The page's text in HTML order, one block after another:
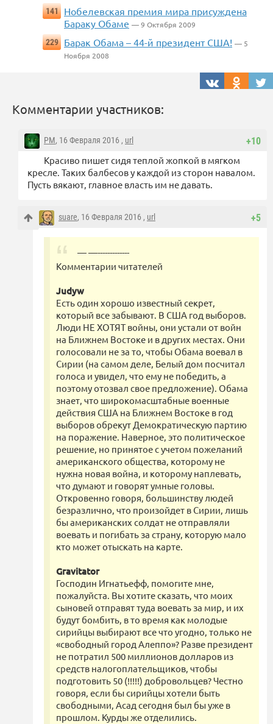
141
Нобелевская премия мира присуждена
Бараку Обаме — 9 Октября 2009
229
Барак Обама – 44-й президент США! — 5
Ноября 2008
Комментарии участников:
+10
PM, 16 Февраля 2016 , url
Красиво пишет сидя теплой жопкой в мягком
кресле. Таких балбесов у каждой из сторон навалом.
Пусть вякают, главное власть им не давать.
+5
suare, 16 Февраля 2016 , url
— —-------------
Комментарии читателей
Judyw
Есть один хорошо известный секрет,
который все забывают. В США год выборов.
Люди НЕ ХОТЯТ войны, они устали от войн
на Ближнем Востоке и в других местах. Они
голосовали не за то, чтобы Обама воевал в
Сирии (на самом деле, Белый дом посчитал
голоса и увидел, что ему не победить, а
поэтому отозвал свое предложение). Обама
знает, что широкомасштабные военные
действия США на Ближнем Востоке в год
выборов обрекут Демократическую партию
на поражение. Наверное, это политическое
решение, но принятое с учетом пожеланий
американского общества, которому не
нужна новая война, и которому наплевать,
что думают и говорят умные головы.
Откровенно говоря, большинству людей
безразлично, что произойдет в Сирии, лишь
бы американских солдат не отправляли
воевать и погибать за страну, которую мало
кто может отыскать на карте.
Gravitator
Господин Игнатьефф, помогите мне,
пожалуйста. Вы хотите сказать, что моих
сыновей отправят туда воевать за мир, и их
будут бомбить, в то время как молодые
сирийцы выбирают все что угодно, только не
«свободный город Алеппо»? Разве президент
не потратил 500 миллионов долларов из
средств налогоплательщиков, чтобы
подготовить 50 (!!!!!) добровольцев? Честно
говоря, если бы сирийцы хотели быть
свободными, Асад сегодня был бы уже в
прошлом. Курды же отделились.